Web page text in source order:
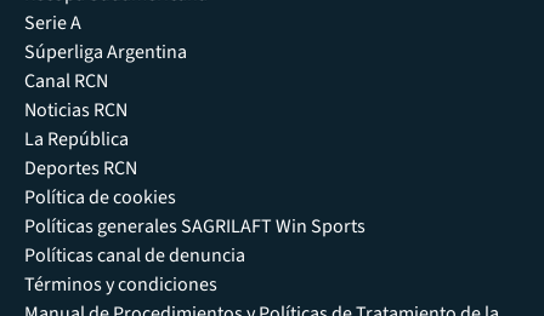
Serie A
Súperliga Argentina
Canal RCN
Noticias RCN
La República
Deportes RCN
Política de cookies
Políticas generales SAGRILAFT Win Sports
Políticas canal de denuncia
Términos y condiciones